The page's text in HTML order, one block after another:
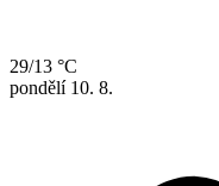
29/13 °C
pondělí 10. 8.